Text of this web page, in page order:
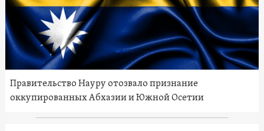
Правительство Науру отозвало признание
оккупированных Абхазии и Южной Осетии